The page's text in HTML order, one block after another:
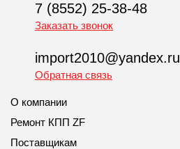
7 (8552) 25-38-48
Заказать звонок
import2010@yandex.ru
Обратная связь
О компании
Ремонт КПП ZF
Поставщикам